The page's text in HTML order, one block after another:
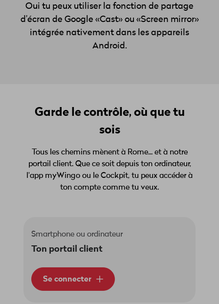
Oui tu peux utiliser la fonction de partage
d’écran de Google «Cast» ou «Screen mirror»
intégrée nativement dans les appareils
Android.
Garde le contrôle, où que tu
sois
Tous les chemins mènent à Rome... et à notre
portail client. Que ce soit depuis ton ordinateur,
l'app myWingo ou le Cockpit, tu peux accéder à
ton compte comme tu veux.
Smartphone ou ordinateur
Ton portail client
Se connecter